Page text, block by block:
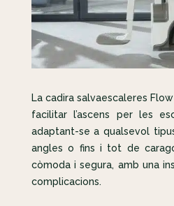
La cadira salvaescaleres
facilitar l’ascens per les
adaptant-se a qualsevol
angles o fins i tot de
còmoda i segura, amb una
complicacions.